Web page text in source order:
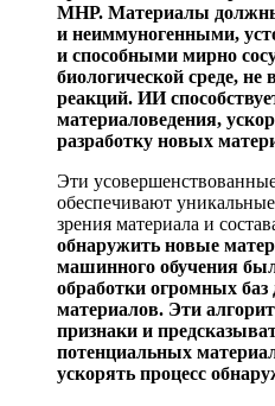
МНР. Материалы
и неиммуногенными,
и способными мирно
биологической среде,
реакций. ИИ
материаловедения,
разработку новых
Эти
обеспечивают
зрения материала и
обнаружить новые
машинного обучения
обработки огромных
материалов. Эти
признаки и
потенциальных
ускорять процесс